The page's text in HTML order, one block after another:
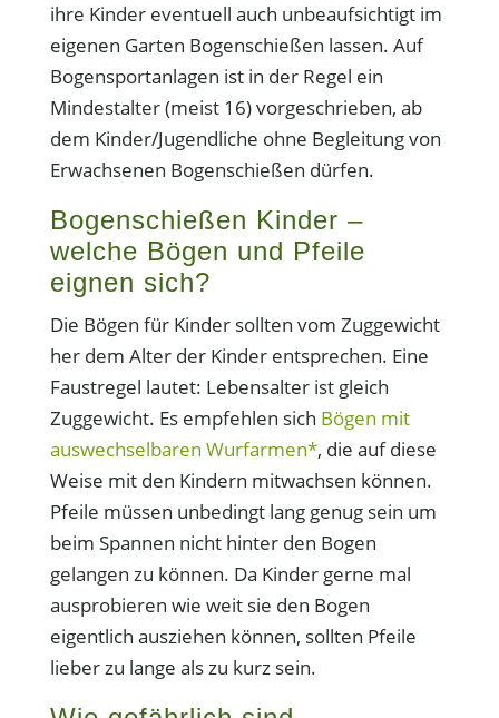
ihre Kinder eventuell auch unbeaufsichtigt im
eigenen Garten Bogenschießen lassen. Auf
Bogensportanlagen ist in der Regel ein
Mindestalter (meist 16) vorgeschrieben, ab
dem Kinder/Jugendliche ohne Begleitung von
Erwachsenen Bogenschießen dürfen.
Bogenschießen Kinder –
welche Bögen und Pfeile
eignen sich?
Die Bögen für Kinder sollten vom Zuggewicht
her dem Alter der Kinder entsprechen. Eine
Faustregel lautet: Lebensalter ist gleich
Zuggewicht. Es empfehlen sich Bögen mit
auswechselbaren Wurfarmen*, die auf diese
Weise mit den Kindern mitwachsen können.
Pfeile müssen unbedingt lang genug sein um
beim Spannen nicht hinter den Bogen
gelangen zu können. Da Kinder gerne mal
ausprobieren wie weit sie den Bogen
eigentlich ausziehen können, sollten Pfeile
lieber zu lange als zu kurz sein.